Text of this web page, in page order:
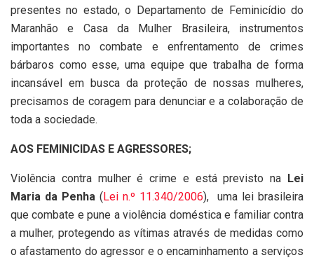
presentes no estado, o Departamento de Feminicídio do
Maranhão e Casa da Mulher Brasileira, instrumentos
importantes no combate e enfrentamento de crimes
bárbaros como esse, uma equipe que trabalha de forma
incansável em busca da proteção de nossas mulheres,
precisamos de coragem para denunciar e a colaboração de
toda a sociedade.
AOS FEMINICIDAS E AGRESSORES;
Violência contra mulher é crime e está previsto na
Lei
Maria da Penha ( Lei n.º 11.340/2006), uma lei brasileira
que combate e pune a violência doméstica e familiar contra
a mulher, protegendo as vítimas através de medidas como
o afastamento do agressor e o encaminhamento a serviços